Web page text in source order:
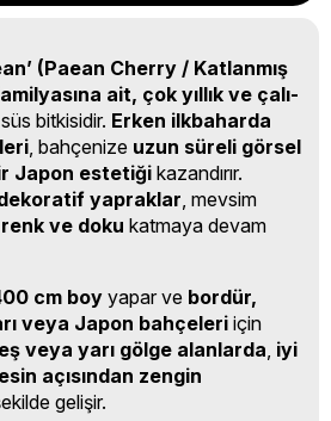
(Paean Cherry / Katlanmış
ait, çok yıllık ve çalı-
bitkisidir. Erken ilkbaharda
, bahçenize uzun süreli görsel
Japon estetiği kazandırır.
yapraklar , mevsim
renk ve doku katmaya devam
cm boy yapar ve bordür,
veya Japon bahçeleri için
veya yarı gölge alanlarda iyi
açısından zengin
gelişir.